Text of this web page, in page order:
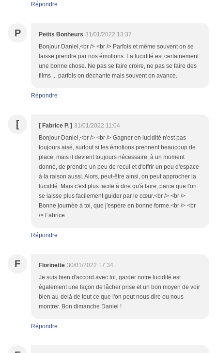
Répondre
P Petits Bonheurs 31/01/2022 13:37
Bonjour Daniel,<br /> <br /> Parfois et même souvent on se
laisse prendre par nos émotions. La lucidité est certainement
une bonne chose. Ne pas se faire croire, ne pas se faire des
films ... parfois on déchante mais souvent on avance.
Répondre
[ [ Fabrice P. ] 31/01/2022 11:04
Bonjour Daniel,<br /> <br /> Gagner en lucidité n'est pas
toujours aisé, surtout si les émotions prennent beaucoup de
place, mais il devient toujours nécessaire, à un moment
donné, de prendre un peu de recul et d'offrir un peu d'espace
à la raison aussi. Alors, peut-être ainsi, on peut approcher la
lucidité. Mais c'est plus facile à dire qu'à faire, parce que l'on
se laisse plus facilement guider par le cœur.<br /> <br />
Bonne journée à toi, que j'espère en bonne forme.<br /> <br
/> Fabrice
Répondre
F Florinette 30/01/2022 17:34
Je suis bien d'accord avec toi, garder notre lucidité est
également une façon de lâcher prise et un bon moyen de voir
bien au-delà de tout ce que l'on peut nous dire ou nous
montrer. Bon dimanche Daniel !
Répondre